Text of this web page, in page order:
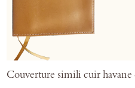
Couverture simili cuir